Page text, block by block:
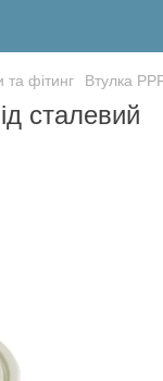
та фітинг Втулка
сталевий